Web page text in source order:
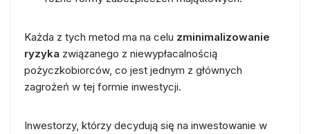
Każda z tych metod ma na celu zminimalizowanie
ryzyka związanego z niewypłacalnością
pożyczkobiorców, co jest jednym z głównych
zagrożeń w tej formie inwestycji.
Inwestorzy, którzy decydują się na inwestowanie w